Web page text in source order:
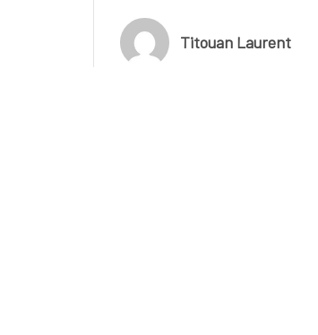
Titouan Laurent